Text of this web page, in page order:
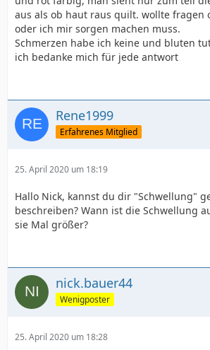
aus als ob haut raus quilt. wollte fragen
oder ich mir sorgen machen muss.
Schmerzen habe ich keine und bluten
ich bedanke mich für jede antwort
Rene1999
Erfahrenes Mitglied
25. April 2020 um 18:19
Hallo Nick, kannst du dir "Schwellung"
beschreiben? Wann ist die Schwellung
sie Mal größer?
nick.bauer44
Wenigposter
25. April 2020 um 18:28